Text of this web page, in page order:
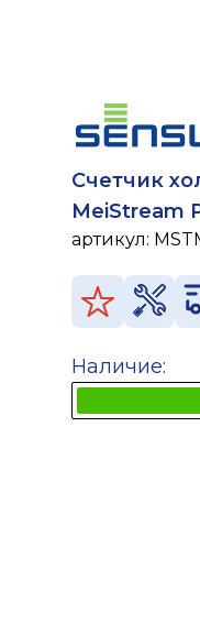
Счетчик
MeiStream
артикул:
Наличие: